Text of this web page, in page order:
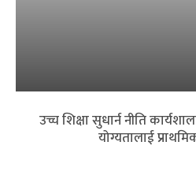
उच्च शिक्षा सुधार्न नीति
योग्यतालाई